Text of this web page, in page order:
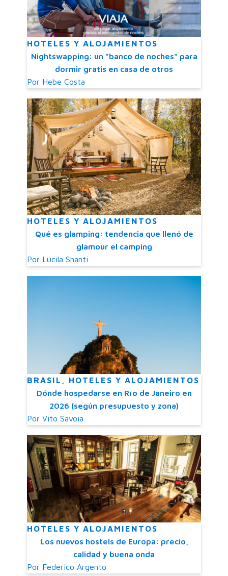
HOTELES Y ALOJAMIENTOS
Nightswapping: un "banco de noches" para
dormir gratis en casa de otros
Por Hebe Costa
HOTELES Y ALOJAMIENTOS
Qué es glamping: tendencia que llenó de
glamour el camping
Por Lucila Shanti
BRASIL
HOTELES Y ALOJAMIENTOS
Dónde hospedarse en Río de Janeiro en
2026 (según presupuesto y zona)
Por Vito Savoia
HOTELES Y ALOJAMIENTOS
Los nuevos hostels de Europa: precio,
calidad y buena onda
Por Federico Argento